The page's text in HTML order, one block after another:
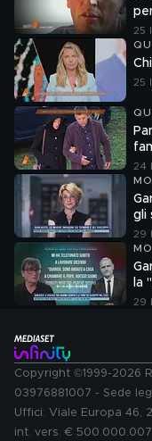
25
25
24
gli
29
la
29
Copyright ©1999-2026
03976881007 - Sede
Uffici: Viale Europa 46,
int. vers. €